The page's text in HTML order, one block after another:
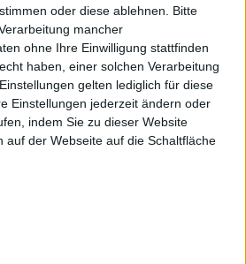
oder diese ablehnen.
Bitte
mancher
ohne Ihre Einwilligung stattfinden
haben, einer solchen Verarbeitung
gelten lediglich für diese
Einstellungen jederzeit ändern oder
indem Sie zu dieser Website
auf der Webseite auf die Schaltfläche
DIO